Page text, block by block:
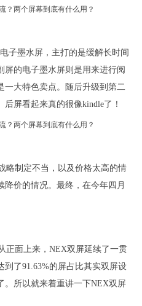
子墨水屏，主打的是缓解长时间
屏的电子墨水屏则是用来进行阅
一大特色卖点。随后升级到第二
屏看起来真的很像kindle了！
略制定不当，以及价格太高的情
价的情况。最终，在今年四月
正面上来，NEX双屏延续了一贯
到了91.63%的屏占比其实双屏设
。所以就来着重讲一下NEX双屏